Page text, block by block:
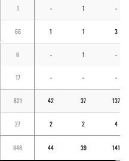
1 - 1 -
66 1 1 3
6 - 1 -
17 - - -
821 42 37 137
27 2 2 4
848 44 39 141